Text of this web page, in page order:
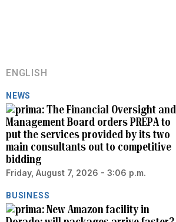
ENGLISH
NEWS
The Financial Oversight and
Management Board orders PREPA to
put the services provided by its two
main consultants out to competitive
bidding
Friday, August 7, 2026 - 3:06 p.m.
BUSINESS
New Amazon facility in